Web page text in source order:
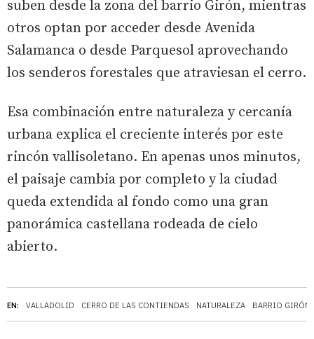
EN: VALLADOLID CERRO DE LAS CONTIENDAS NATURALEZA BARRIO GIRÓN
suben desde la zona del barrio Girón, mientras
otros optan por acceder desde Avenida
Salamanca o desde Parquesol aprovechando
los senderos forestales que atraviesan el cerro.
Esa combinación entre naturaleza y cercanía
urbana explica el creciente interés por este
rincón vallisoletano. En apenas unos minutos,
el paisaje cambia por completo y la ciudad
queda extendida al fondo como una gran
panorámica castellana rodeada de cielo
abierto.